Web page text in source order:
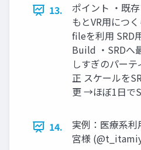
13.
ポイント ・既
もとVR用につ
fileを利用 SRD
Build ・SRDへ
しすぎのパー
正 スケールを
更 →ほぼ1日で
14.
実例：医療系
宮様